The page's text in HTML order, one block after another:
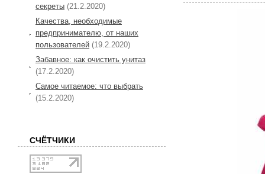
секреты (21.2.2020)
Качества, необходимые
предпринимателю, от наших
пользователей (19.2.2020)
Забавное: как очистить унитаз
(17.2.2020)
Самое читаемое: что выбрать
(15.2.2020)
СЧЁТЧИКИ